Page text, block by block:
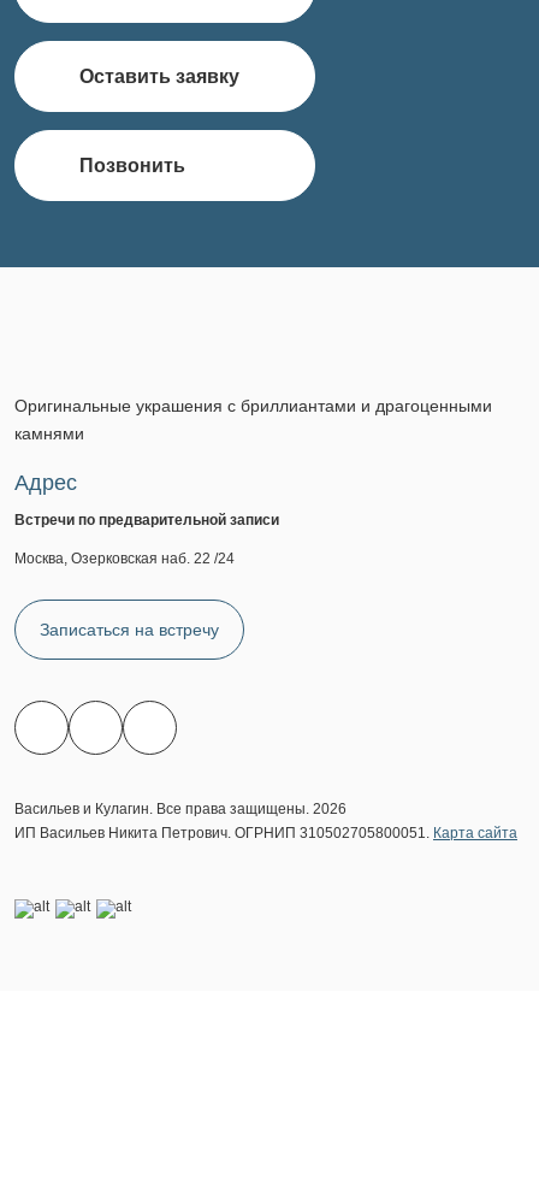
Оставить заявку
Позвонить
Оригинальные украшения с бриллиантами и драгоценными
камнями
Адрес
Встречи по предварительной записи
Москва, Озерковская наб. 22 /24
Записаться на встречу
Васильев и Кулагин. Все права защищены. 2026
ИП Васильев Никита Петрович. ОГРНИП 310502705800051. Карта сайта